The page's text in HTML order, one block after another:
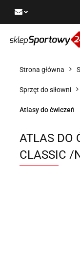
Strona główna
Sprzęt do siłowni
Atlasy do ćwiczeń
ATLAS DO
CLASSIC /